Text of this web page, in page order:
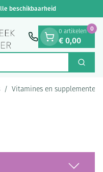
beschikbaarheid
Zoek
0 artikelen
€ 0,00
0
/ Vitamines en supplementen